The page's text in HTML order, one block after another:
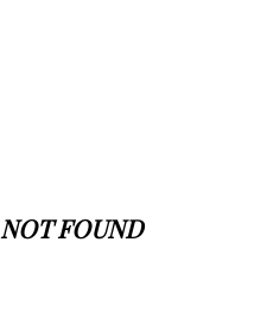
NOT FOUND